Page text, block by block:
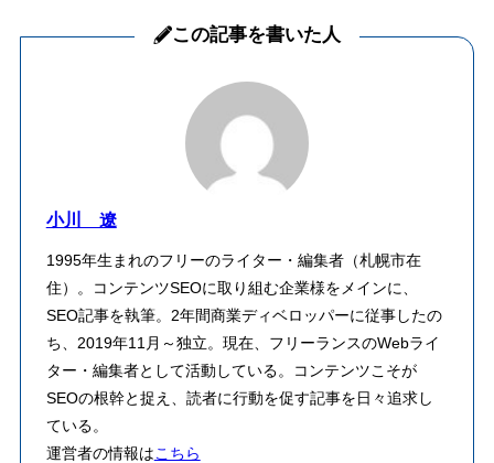
この記事を書いた人
小川 遼
1995年生まれのフリーのライター・編集者（札幌市在
住）。コンテンツSEOに取り組む企業様をメインに、
SEO記事を執筆。2年間商業ディベロッパーに従事したの
ち、2019年11月～独立。現在、フリーランスのWebライ
ター・編集者として活動している。コンテンツこそが
SEOの根幹と捉え、読者に行動を促す記事を日々追求し
ている。
運営者の情報はこちら